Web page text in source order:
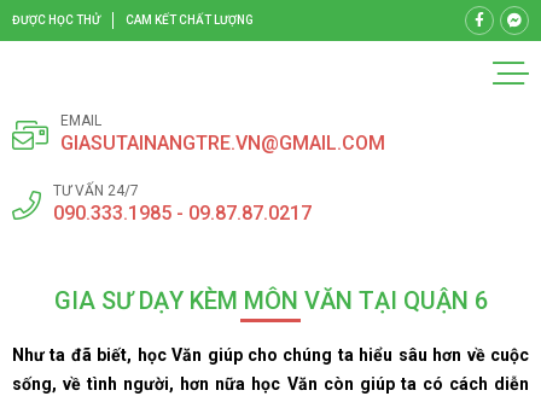
ĐƯỢC HỌC THỬ CAM KẾT CHẤT LƯỢNG
EMAIL
GIASUTAINANGTRE.VN@GMAIL.COM
TƯ VẤN 24/7
090.333.1985 - 09.87.87.0217
GIA SƯ DẠY KÈM MÔN VĂN TẠI QUẬN 6
Như ta đã biết, học Văn giúp cho chúng ta hiểu sâu hơn về cuộc
sống, về tình người, hơn nữa học Văn còn giúp ta có cách diễn